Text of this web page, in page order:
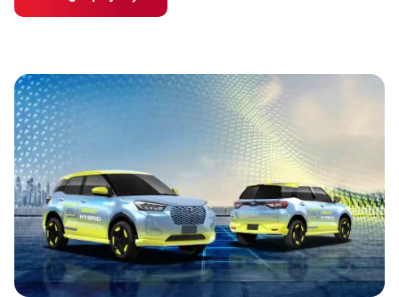
dari varian Terios 1.5 X A/T, model ini menawarkan sentuhan
menjadi ciri khas Terios.